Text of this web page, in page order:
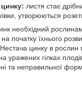
цинку: листя стає
утворюються
необхідний
початку їхнього
цинку в рослин
уражених гілках
та неправильної